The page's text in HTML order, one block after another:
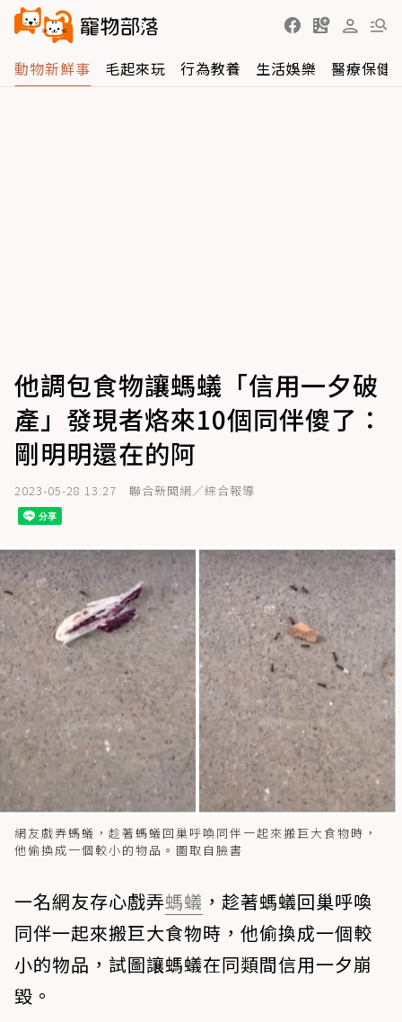
動物新鮮事 毛起來玩 行為教養 生活娛樂 醫療保健
他調包食物讓螞蟻「信用一夕破
產」發現者烙來10個同伴傻了：
剛明明還在的阿
2023-05-28 13:27 聯合新聞網／綜合報導
網友戲弄螞蟻，趁著螞蟻回巢呼喚同伴一起來搬巨大食物時，
他偷換成一個較小的物品。圖取自臉書
一名網友存心戲弄螞蟻 ，趁著螞蟻回巢呼喚
同伴一起來搬巨大食物時，他偷換成一個較
小的物品，試圖讓螞蟻在同類間信用一夕崩
毀。